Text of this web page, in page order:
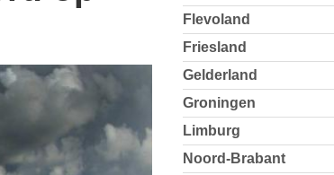
Flevoland
Friesland
Gelderland
Groningen
Limburg
Noord-Brabant